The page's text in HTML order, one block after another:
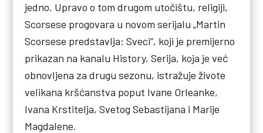
jedno. Upravo o tom drugom utočištu, religiji,
Scorsese progovara u novom serijalu „Martin
Scorsese predstavlja: Sveci“, koji je premijerno
prikazan na kanalu History. Serija, koja je već
obnovljena za drugu sezonu, istražuje živote
velikana kršćanstva poput Ivane Orleanke,
Ivana Krstitelja, Svetog Sebastijana i Marije
Magdalene.